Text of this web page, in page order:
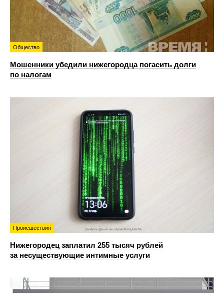
Общество
Мошенники убедили нижегородца погасить долги
по налогам
Происшествия
Нижегородец заплатил 255 тысяч рублей
за несуществующие интимные услуги